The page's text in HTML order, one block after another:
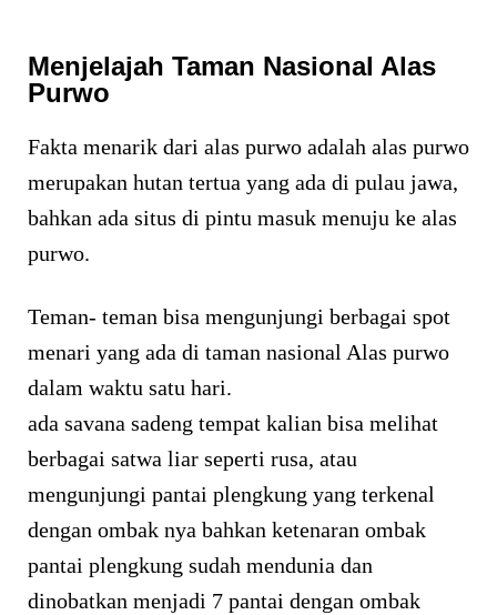
Menjelajah Taman Nasional Alas
Purwo
Fakta menarik dari alas purwo adalah alas purwo
merupakan hutan tertua yang ada di pulau jawa,
bahkan ada situs di pintu masuk menuju ke alas
purwo.
Teman- teman bisa mengunjungi berbagai spot
menari yang ada di taman nasional Alas purwo
dalam waktu satu hari.
ada savana sadeng tempat kalian bisa melihat
berbagai satwa liar seperti rusa, atau
mengunjungi pantai plengkung yang terkenal
dengan ombak nya bahkan ketenaran ombak
pantai plengkung sudah mendunia dan
dinobatkan menjadi 7 pantai dengan ombak